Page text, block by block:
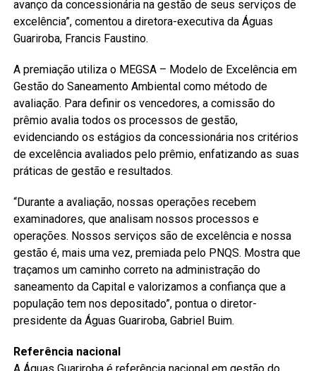
avanço da concessionária na gestão de seus serviços de
excelência”, comentou a diretora-executiva da Águas
Guariroba, Francis Faustino.
A premiação utiliza o MEGSA – Modelo de Excelência em
Gestão do Saneamento Ambiental como método de
avaliação. Para definir os vencedores, a comissão do
prêmio avalia todos os processos de gestão,
evidenciando os estágios da concessionária nos critérios
de excelência avaliados pelo prêmio, enfatizando as suas
práticas de gestão e resultados.
“Durante a avaliação, nossas operações recebem
examinadores, que analisam nossos processos e
operações. Nossos serviços são de excelência e nossa
gestão é, mais uma vez, premiada pelo PNQS. Mostra que
traçamos um caminho correto na administração do
saneamento da Capital e valorizamos a confiança que a
população tem nos depositado”, pontua o diretor-
presidente da Águas Guariroba, Gabriel Buim.
Referência nacional